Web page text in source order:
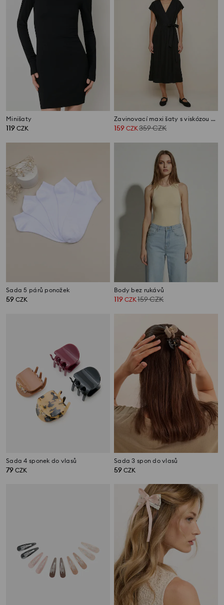
Minišaty
119 CZK
Zavinovací maxi šaty s viskózou a příměsí lnu
159 CZK359CZK
Sada 5 párů ponožek
59 CZK
Body bez rukávů
119 CZK 159CZK
Sada 4 sponek do vlasů
79 CZK
Sada 3 spon do vlasů
59 CZK